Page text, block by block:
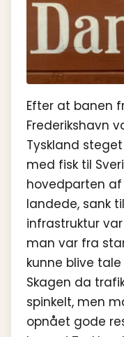
Efter at banen
Frederikshavn
Tyskland
med fisk til
hovedparten af
landede, sank
infrastruktur
man var fra
kunne blive
Skagen da
spinkelt, men
opnået gode